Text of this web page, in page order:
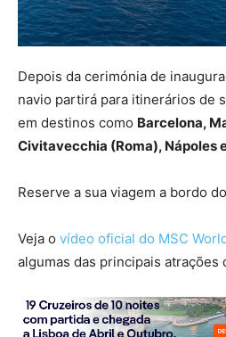
Depois da cerimónia de
navio partirá para itinerários de
em destinos como Barcelona,
Civitavecchia (Roma), Nápoles
Reserve a sua viagem a bordo do
Veja o vídeo oficial do MSC
algumas das principais atrações